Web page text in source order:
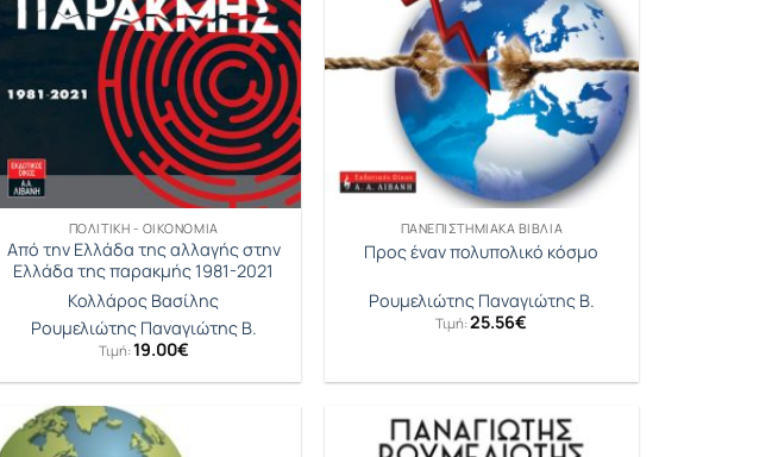
ΠΟΛΙΤΙΚΉ - ΟΙΚΟΝΟΜΊΑ
Από την Ελλάδα της αλλαγής στην
Ελλάδα της παρακμής 1981-2021
Κολλάρος Βασίλης
Ρουμελιώτης Παναγιώτης Β.
Τιμή:19.00€
ΠΑΝΕΠΙΣΤΗΜΙΑΚΑ ΒΙΒΛΙΑ
Προς έναν πολυπολικό κόσμο
Ρουμελιώτης Παναγιώτης Β.
Τιμή:25.56€